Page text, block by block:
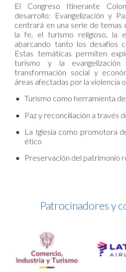
El Congreso Itinerante
desarrollo: Evangelización y
centrará en una serie de temas
la fe, el turismo religioso, la
abarcando tanto los desafíos
Estas temáticas permiten
turismo y la
transformación social y
áreas afectadas por la violencia
Turismo como herramienta
Paz y reconciliación a través
La Iglesia como promotora
ético
Preservación del patrimonio
Patrocinadores y